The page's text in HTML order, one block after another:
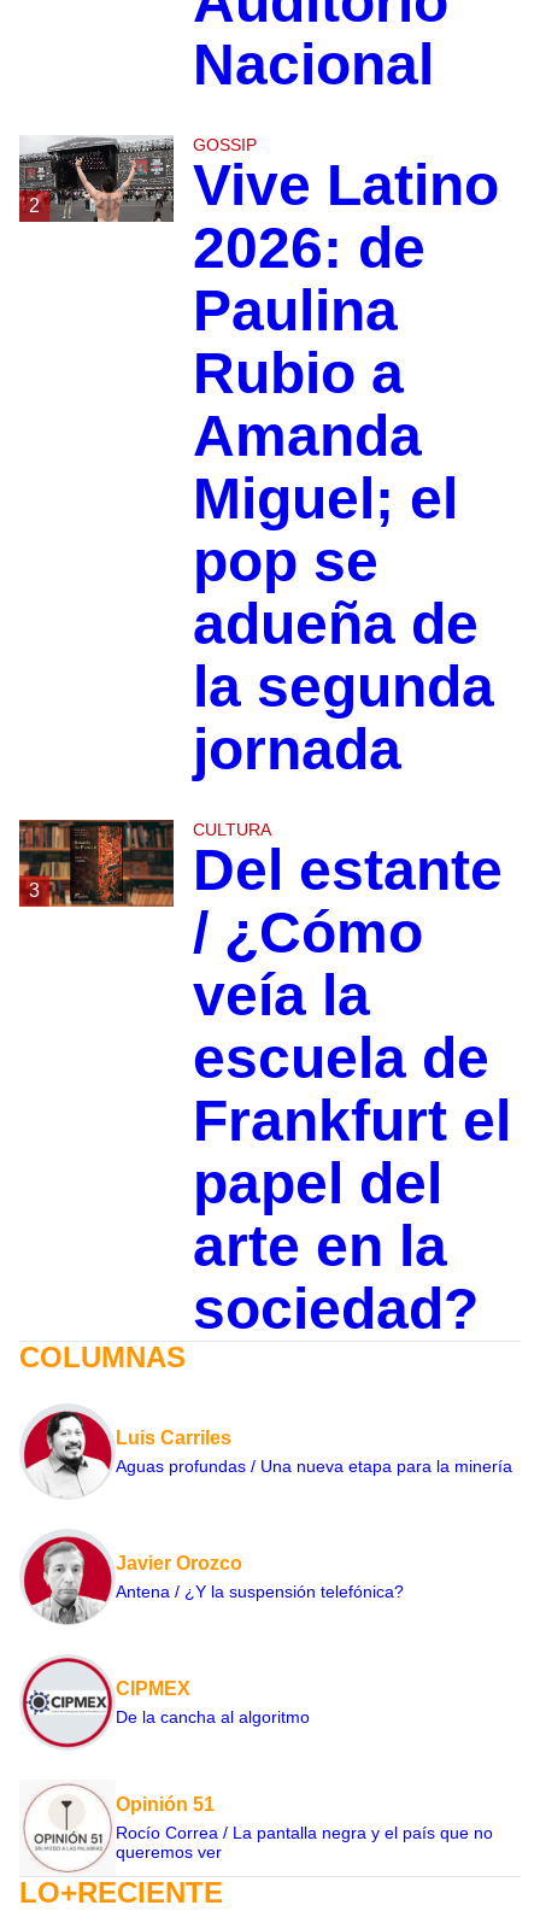
Nacional
2
GOSSIP
Vive Latino
2026: de
Paulina
Rubio a
Amanda
Miguel; el
pop se
adueña de
la segunda
jornada
3
CULTURA
Del estante
/ ¿Cómo
veía la
escuela de
Frankfurt el
papel del
arte en la
sociedad?
COLUMNAS
Luis Carriles
Aguas profundas / Una nueva etapa para la minería
Javier Orozco
Antena / ¿Y la suspensión telefónica?
CIPMEX
De la cancha al algoritmo
Opinión 51
Rocío Correa / La pantalla negra y el país que no
queremos ver
LO+RECIENTE